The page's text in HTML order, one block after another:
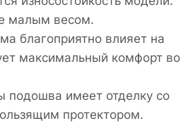
малым весом.
благоприятно влияет на
максимальный комфорт во
подошва имеет отделку со
протектором.